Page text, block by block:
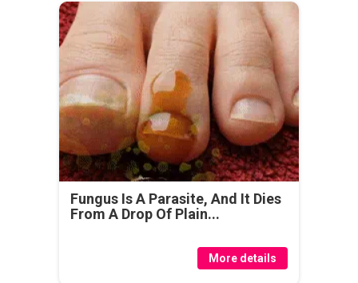
Fungus Is A Parasite, And It Dies
From A Drop Of Plain...
More details